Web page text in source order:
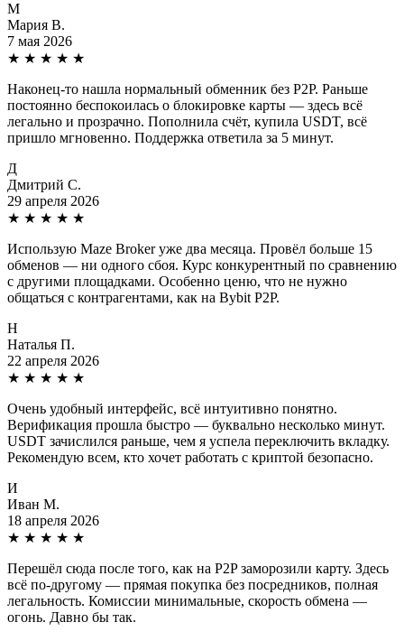
М
Мария В.
7 мая 2026
★ ★ ★ ★ ★
Наконец-то нашла нормальный обменник без P2P. Раньше
постоянно беспокоилась о блокировке карты — здесь всё
легально и прозрачно. Пополнила счёт, купила USDT, всё
пришло мгновенно. Поддержка ответила за 5 минут.
Д
Дмитрий С.
29 апреля 2026
★ ★ ★ ★ ★
Использую Maze Broker уже два месяца. Провёл больше 15
обменов — ни одного сбоя. Курс конкурентный по сравнению
с другими площадками. Особенно ценю, что не нужно
общаться с контрагентами, как на Bybit P2P.
Н
Наталья П.
22 апреля 2026
★ ★ ★ ★ ★
Очень удобный интерфейс, всё интуитивно понятно.
Верификация прошла быстро — буквально несколько минут.
USDT зачислился раньше, чем я успела переключить вкладку.
Рекомендую всем, кто хочет работать с криптой безопасно.
И
Иван М.
18 апреля 2026
★ ★ ★ ★ ★
Перешёл сюда после того, как на P2P заморозили карту. Здесь
всё по-другому — прямая покупка без посредников, полная
легальность. Комиссии минимальные, скорость обмена —
огонь. Давно бы так.